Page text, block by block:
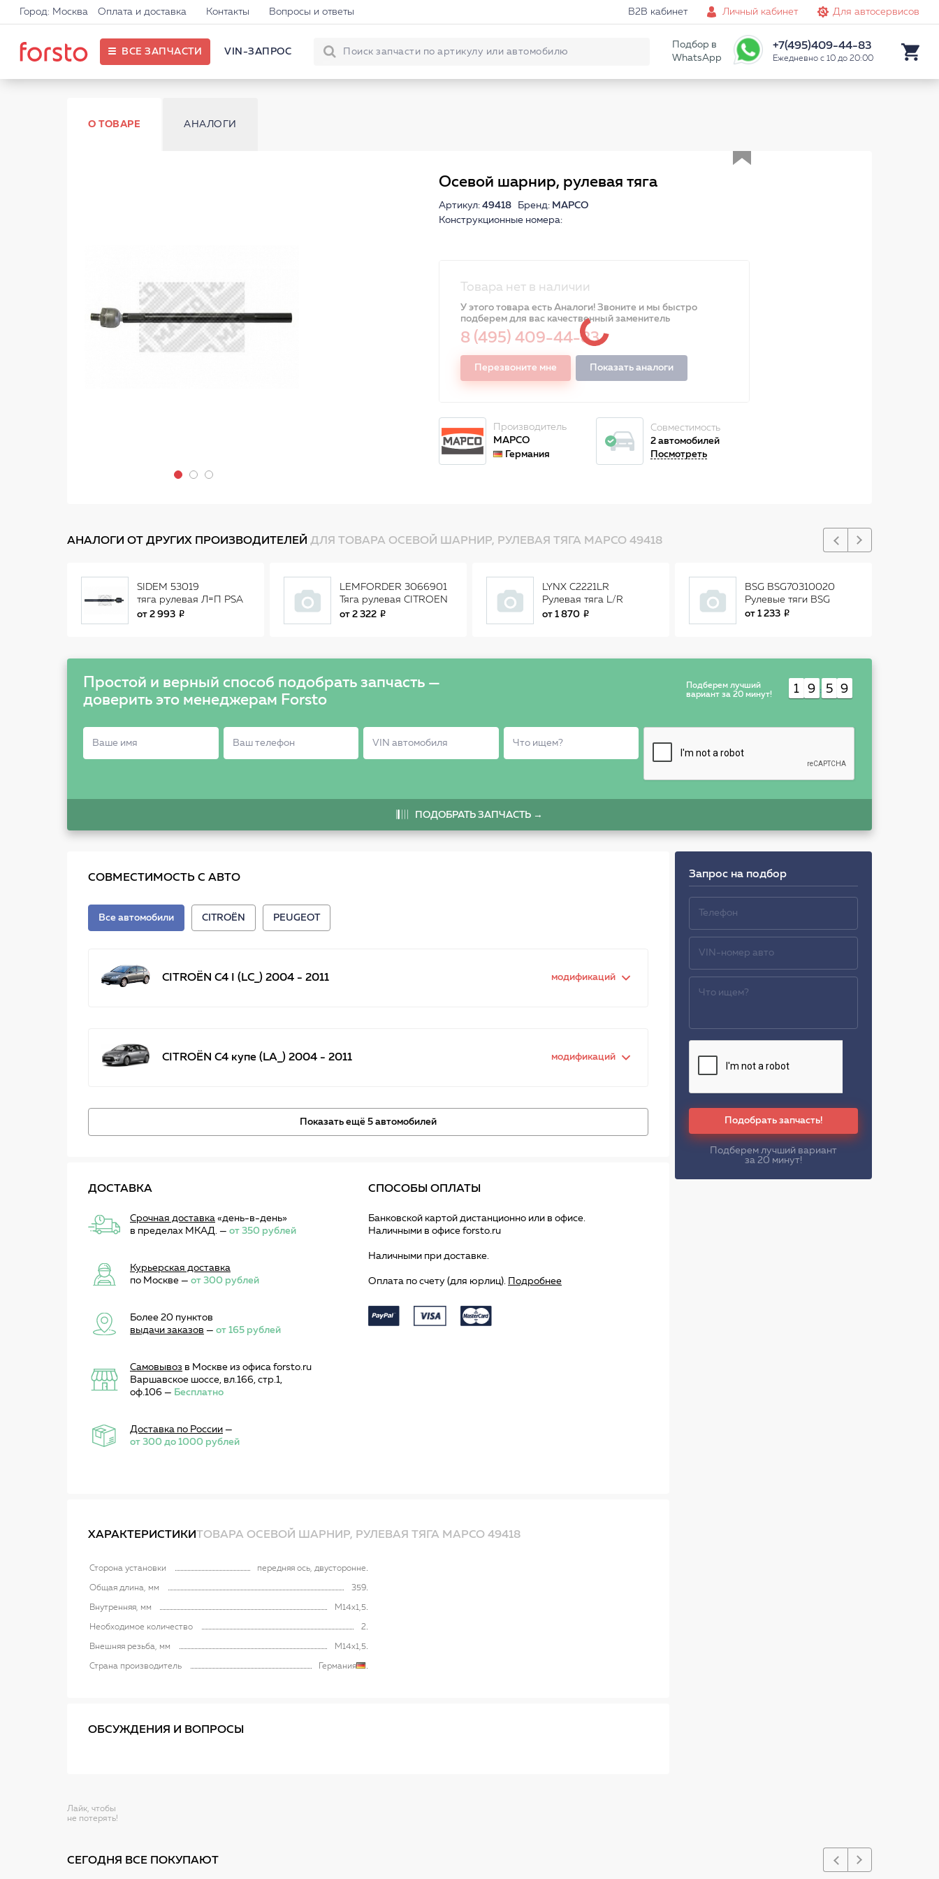
Город: Москва Оплата и доставка Контакты Вопросы и ответы B2B кабинет Личный кабинет Для автосервисов
ВСЕ ЗАПЧАСТИ VIN-ЗАПРОС
Подбор в
WhatsApp
+7(495)409-44-83
Ежедневно с 10 до 20:00
О ТОВАРЕ АНАЛОГИ
Осевой шарнир, рулевая тяга
Артикул: 49418 Бренд: MAPCO
Конструкционные номера:
Товара нет в наличии
У этого товара есть Аналоги! Звоните и мы быстро
подберем для вас качественный заменитель
8 (495) 409-44-83
Перезвоните мне Показать аналоги
Производитель
MAPCO
Германия
Совместимость
2 автомобилей
Посмотреть
АНАЛОГИ ОТ ДРУГИХ ПРОИЗВОДИТЕЛЕЙ ДЛЯ ТОВАРА ОСЕВОЙ ШАРНИР, РУЛЕВАЯ ТЯГА MAPCO 49418
SIDEM 53019
тяга рулевая Л=П PSA
C4307 53019
от 2 993
LEMFORDER 3066901
Тяга рулевая CITROEN
C4, PEUGEOT 307
от 2 322
LYNX C2221LR
Рулевая тяга L/R
подходит для CITROEN
от 1 870
BSG BSG70310020
Рулевые тяги BSG
от 1 233
Простой и верный способ подобрать запчасть —
доверить это менеджерам Forsto
Подберем лучший
вариант за 20 минут!
1 9 : 5 9
ПОДОБРАТЬ ЗАПЧАСТЬ →
СОВМЕСТИМОСТЬ С АВТО
Все автомобили CITROËN PEUGEOT
CITROËN C4 I (LC_) 2004 - 2011 модификаций
CITROËN C4 купе (LA_) 2004 - 2011 модификаций
Показать ещё 5 автомобилей
ДОСТАВКА
Срочная доставка «день-в-день»
в пределах МКАД. — от 350 рублей
Курьерская доставка
по Москве — от 300 рублей
Более 20 пунктов
выдачи заказов — от 165 рублей
Самовывоз в Москве из офиса forsto.ru
Варшавское шоссе, вл.166, стр.1,
оф.106 — Бесплатно
Доставка по России —
от 300 до 1000 рублей
СПОСОБЫ ОПЛАТЫ
Банковской картой дистанционно или в офисе.
Наличными в офисе forsto.ru
Наличными при доставке.
Оплата по счету (для юрлиц). Подробнее
ХАРАКТЕРИСТИКИТОВАРА ОСЕВОЙ ШАРНИР, РУЛЕВАЯ ТЯГА MAPCO 49418
Сторона установки передняя ось, двусторонне
Общая длина, мм 359
Внутренняя, мм M14x1,5
Необходимое количество 2
Внешняя резьба, мм M14x1,5
Страна производитель Германия
ОБСУЖДЕНИЯ И ВОПРОСЫ
Лайк, чтобы
не потерять!
Запрос на подбор
Подобрать запчасть!
Подберем лучший вариант
за 20 минут!
СЕГОДНЯ ВСЕ ПОКУПАЮТ